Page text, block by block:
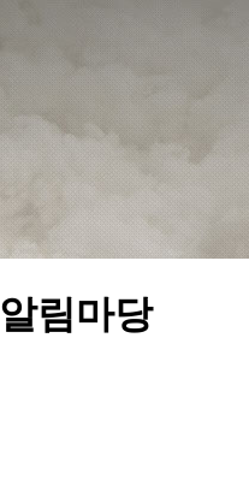
알림마당